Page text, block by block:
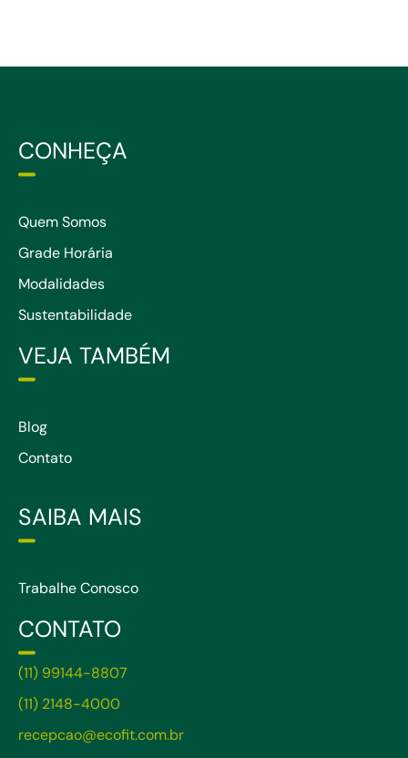
CONHEÇA
Quem Somos
Grade Horária
Modalidades
Sustentabilidade
VEJA TAMBÉM
Blog
Contato
SAIBA MAIS
Trabalhe Conosco
CONTATO
(11) 99144-8807
(11) 2148-4000
recepcao@ecofit.com.br